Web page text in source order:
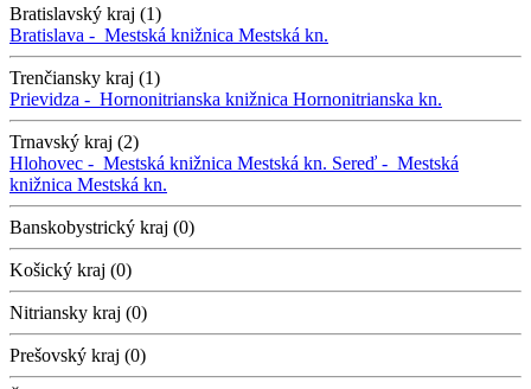
Bratislavský kraj (1)
Bratislava - Mestská knižnica Mestská kn.
Trenčiansky kraj (1)
Prievidza - Hornonitrianska knižnica Hornonitrianska kn.
Trnavský kraj (2)
Hlohovec - Mestská knižnica Mestská kn. Sereď - Mestská
knižnica Mestská kn.
Banskobystrický kraj (0)
Košický kraj (0)
Nitriansky kraj (0)
Prešovský kraj (0)